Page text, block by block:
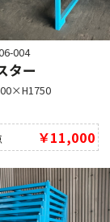
004
ター
￥11,000